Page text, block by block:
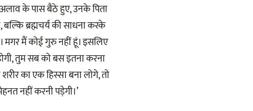
के पास बैठे हुए, उनके पिता
बल्कि ब्रह्मचर्य की साधना करके
मगर मैं कोई गुरु नहीं हूं। इसलिए
तुम सब को बस इतना करना
का एक हिस्सा बना लोगे, तो
नहीं करनी पड़ेगी।’